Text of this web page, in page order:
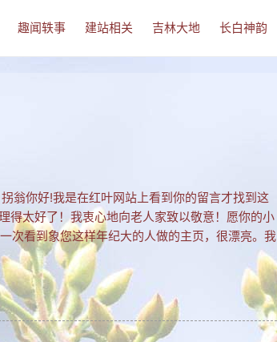
趣闻轶事 建站相关 吉林大地 长白神韵
翁你好!我是在红叶网站上看到你的留言才找到这
得太好了！我衷心地向老人家致以敬意！愿你的小
次看到象您这样年纪大的人做的主页，很漂亮。我